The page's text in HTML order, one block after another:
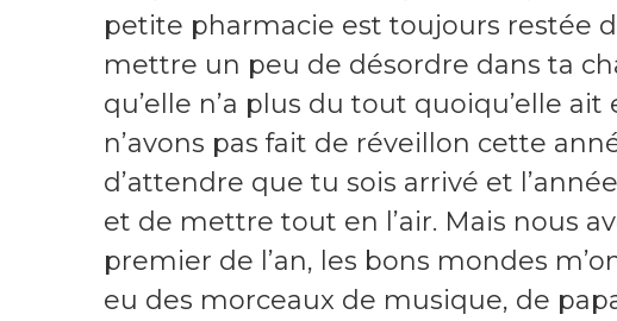
petite pharmacie est toujours restée
mettre un peu de désordre dans ta
qu’elle n’a plus du tout quoiqu’elle
n’avons pas fait de réveillon cette
d’attendre que tu sois arrivé et
et de mettre tout en l’air. Mais nous
premier de l’an, les bons mondes
eu des morceaux de musique, de